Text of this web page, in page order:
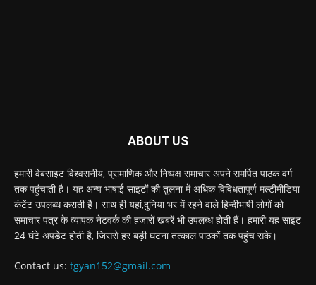
ABOUT US
हमारी वेबसाइट विश्वसनीय, प्रामाणिक और निष्पक्ष समाचार अपने समर्पित पाठक वर्ग
तक पहुंचाती है। यह अन्य भाषाई साइटों की तुलना में अधिक विविधतापूर्ण मल्टीमीडिया
कंटेंट उपलब्ध कराती है। साथ ही यहां,दुनिया भर में रहने वाले हिन्दीभाषी लोगों को
समाचार पत्र के व्यापक नेटवर्क की हजारों खबरें भी उपलब्ध होती हैं। हमारी यह साइट
24 घंटे अपडेट होती है, जिससे हर बड़ी घटना तत्काल पाठकों तक पहुंच सके।
Contact us: tgyan152@gmail.com